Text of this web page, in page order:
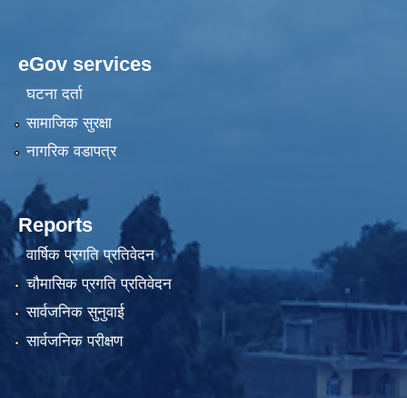
eGov services
घटना दर्ता
सामाजिक सुरक्षा
नागरिक वडापत्र
Reports
वार्षिक प्रगति प्रतिवेदन
चौमासिक प्रगति प्रतिवेदन
सार्वजनिक सुनुवाई
सार्वजनिक परीक्षण